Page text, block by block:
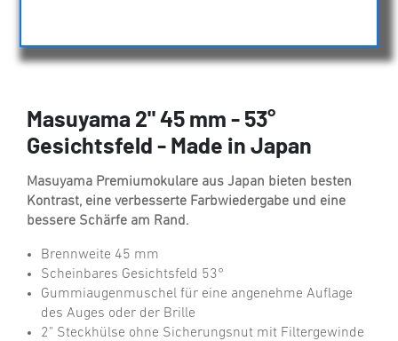
Masuyama 2" 45 mm - 53°
Gesichtsfeld - Made in Japan
Masuyama Premiumokulare aus Japan bieten besten
Kontrast, eine verbesserte Farbwiedergabe und eine
bessere Schärfe am Rand.
Brennweite 45 mm
Scheinbares Gesichtsfeld 53°
Gummiaugenmuschel für eine angenehme Auflage
des Auges oder der Brille
2" Steckhülse ohne Sicherungsnut mit Filtergewinde